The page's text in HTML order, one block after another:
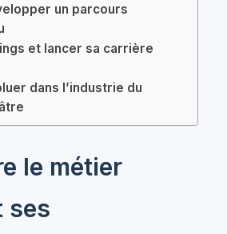
un parcours
et lancer sa carrière
dans l’industrie du
le métier
ses